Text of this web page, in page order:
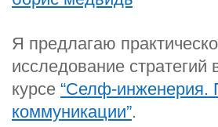
Я предлагаю
исследование стратегий
курсе “Селф-инженерия.
коммуникации”.